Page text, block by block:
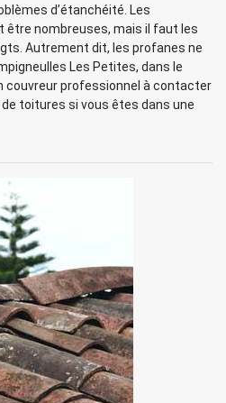
d’étanchéité. Les
être nombreuses, mais il faut les
Autrement dit, les profanes ne
Les Petites, dans le
couvreur professionnel à contacter
toitures si vous êtes dans une